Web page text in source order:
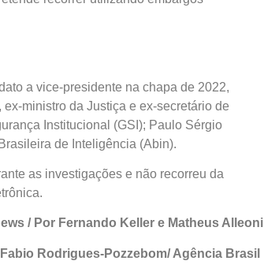
a vice-presidente na chapa de 2022,
ministro da Justiça e ex-secretário de
Institucional (GSI); Paulo Sérgio
de Inteligência (Abin).
as investigações e não recorreu da
/ Por Fernando Keller e Matheus Alleoni
Rodrigues-Pozzebom/ Agência Brasil